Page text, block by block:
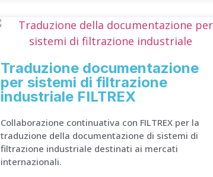
Traduzione documentazione
per sistemi di filtrazione
industriale FILTREX
Collaborazione continuativa con FILTREX per la
traduzione della documentazione di sistemi di
filtrazione industriale destinati ai mercati
internazionali.